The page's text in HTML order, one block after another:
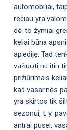
automobiliai,
rečiau yra
dėl to žymiai
keliai būna
aplediję. Tad
važiuoti ne itin
prižiūrimais
kad vasarinės
yra skirtos tik
sezonui, t. y.
antrai pusei,